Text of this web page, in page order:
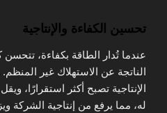
تحسين الكفاءة والإنتاجية
عندما تُدار الطاقة بكفاءة،
الناتجة عن الاستهلاك غير
الإنتاجية تصبح أكثر استقرارًا،
له، مما يرفع من إنتاجية الشركة